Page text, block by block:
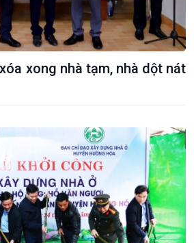
xong nhà tạm, nhà dột nát